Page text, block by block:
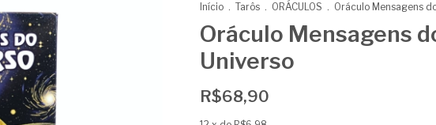
Início . Tarôs . ORÁCULOS . Oráculo Mensagens
Oráculo Mensagens
Universo
R$68,90